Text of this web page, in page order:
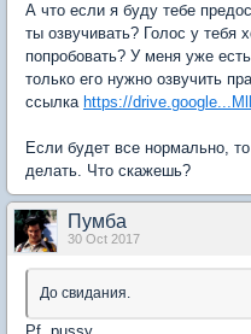
А что если я буду тебе
ты озвучивать? Голос у тебя
попробовать? У меня уже
только его нужно озвучить
ссылка https://
Если будет все нормально,
делать. Что скажешь?
Пумба
30 Oct 2017
До свидания.